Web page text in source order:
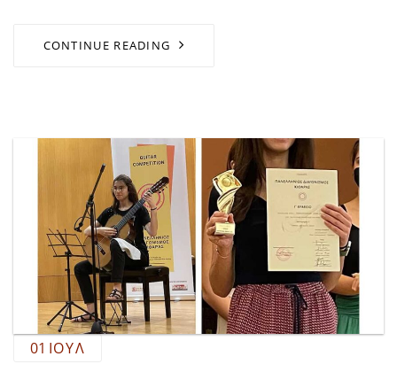
CONTINUE READING
01 ΙΟΎΛ